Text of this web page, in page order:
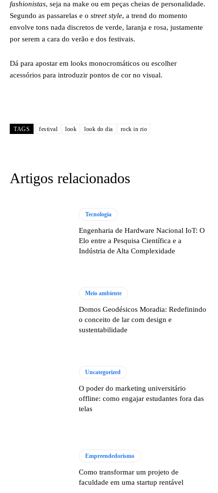
fashionistas, seja na make ou em peças cheias de personalidade.
Segundo as passarelas e o street style, a trend do momento
envolve tons nada discretos de verde, laranja e rosa, justamente
por serem a cara do verão e dos festivais.
Dá para apostar em looks monocromáticos ou escolher
acessórios para introduzir pontos de cor no visual.
TAGS festival look look do dia rock in rio
Artigos relacionados
Tecnologia
Engenharia de Hardware Nacional IoT: O
Elo entre a Pesquisa Científica e a
Indústria de Alta Complexidade
Meio ambiente
Domos Geodésicos Moradia: Redefinindo
o conceito de lar com design e
sustentabilidade
Uncategorized
O poder do marketing universitário
offline: como engajar estudantes fora das
telas
Empreendedorismo
Como transformar um projeto de
faculdade em uma startup rentável